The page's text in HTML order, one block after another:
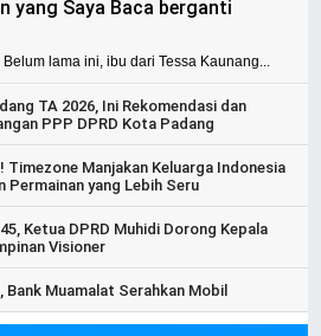
yang Saya Baca berganti
lama ini, ibu dari Tessa Kaunang...
TA 2026, Ini Rekomendasi dan
PPP DPRD Kota Padang
Timezone Manjakan Keluarga Indonesia
Permainan yang Lebih Seru
Ketua DPRD Muhidi Dorong Kepala
Visioner
Muamalat Serahkan Mobil